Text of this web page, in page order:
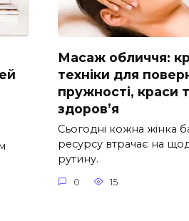
Масаж обличчя:
техніки для
пружності, краси
здоров’я
Сьогодні кожна жінка
ресурсу втрачає на
рутину.
0 15